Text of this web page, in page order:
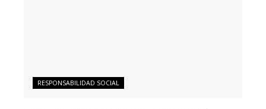
RESPONSABILIDAD SOCIAL